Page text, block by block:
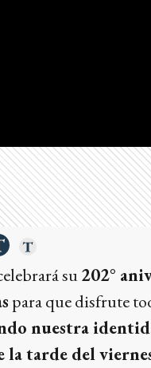
su202°
para que disfrute
nuestra
tarde del